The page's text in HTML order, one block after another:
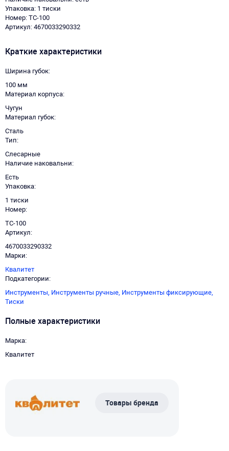
Упаковка: 1 тиски
Номер: ТС-100
Артикул: 4670033290332
Краткие характеристики
Ширина губок
100 мм
Материал корпуса
Чугун
Материал губок
Сталь
Тип
Слесарные
Наличие наковальни
Есть
Упаковка
1 тиски
Номер
ТС-100
Артикул
4670033290332
Марки
Квалитет
Подкатегории
Инструменты, Инструменты ручные, Инструменты фиксирующие,
Тиски
Полные характеристики
Марка
Квалитет
Товары бренда